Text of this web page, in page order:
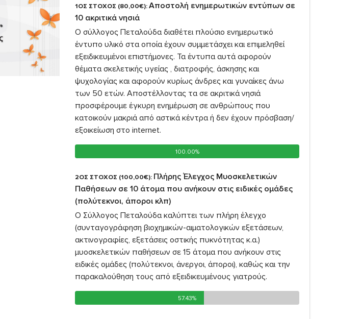
1ΟΣ ΣΤΟΧΟΣ (80,00€):Αποστολή ενημερωτικών εντύπων σε
10 ακριτικά νησιά
Ο σύλλογος Πεταλούδα διαθέτει πλούσιο ενημερωτικό
έντυπο υλικό στα οποία έχουν συμμετάσχει και επιμεληθεί
εξειδικευμένοι επιστήμονες. Τα έντυπα αυτά αφορούν
θέματα σκελετικής υγείας , διατροφής, άσκησης και
ψυχολογίας και αφορούν κυρίως άνδρες και γυναίκες άνω
των 50 ετών. Αποστέλλοντας τα σε ακριτικά νησιά
προσφέρουμε έγκυρη ενημέρωση σε ανθρώπους που
κατοικούν μακριά από αστικά κέντρα ή δεν έχουν πρόσβαση/
εξοικείωση στο internet.
100.00%
100.00%
2ΟΣ ΣΤΟΧΟΣ (100,00€): Πλήρης Έλεγχος Μυοσκελετικών
Παθήσεων σε 10 άτομα που ανήκουν στις ειδικές ομάδες
(πολύτεκνοι, άποροι κλπ)
Ο Σύλλογος Πεταλούδα καλύπτει των πλήρη έλεγχο
(συνταγογράφηση βιοχημικών-αιματολογικών εξετάσεων,
ακτινογραφίες, εξετάσεις οστικής πυκνότητας κ.α.)
μυοσκελετικών παθήσεων σε 15 άτομα που ανήκουν στις
ειδικές ομάδες (πολύτεκνοι, άνεργοι, άποροι), καθώς και την
παρακαλούθηση τους από εξειδικευμένους γιατρούς.
57.43%
57.43%